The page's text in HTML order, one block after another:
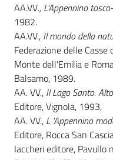
Foreste
Biodiversità
Consultazione
AA.VV., L'Appennino
1982.
AA.VV., Il mondo della
Federazione delle
Monte dell'Emilia e
Balsamo, 1989.
AA. VV., Il Lago Santo.
Editore, Vignola, 1993,
AA. VV., L 'Appennino
Editore, Rocca San
Iaccheri editore, Pavullo